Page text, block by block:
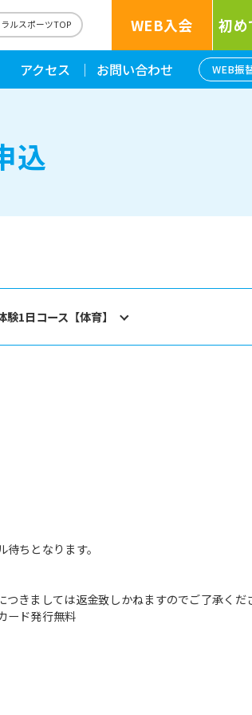
ルスポーツTOP WEB入会 初
アクセス お問い合わせ WEB振
込
験1日コース【体育】
ちとなります。
きましては返金致しかねますのでご了承くだ
ード発行無料